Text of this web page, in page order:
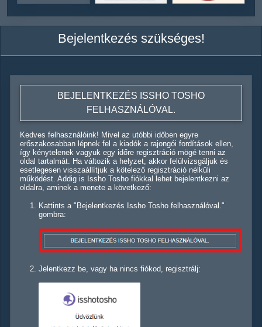
Bejelentkezés szükséges!
BEJELENTKEZÉS ISSHO TOSHO
FELHASZNÁLÓVAL.
Kedves felhasználóink! Mivel az utóbbi időben egyre
erőszakosabban lépnek fel a kiadók a rajongói fordítások ellen,
így kénytelenek vagyuk egy időre regisztráció mögé tenni az
oldal tartalmát. Ha változik a helyzet, akkor felülvizsgáljuk és
esetlegesen visszaállítjuk a kötelező regisztráció nélküli
működést. Addig is Issho Tosho fiókkal lehet bejelentkezni az
oldalra, aminek a menete a következő:
Kattints a "Bejelentkezés Issho Tosho felhasználóval."
gombra:
Jelentkezz be, vagy ha nincs fiókod, regisztrálj: